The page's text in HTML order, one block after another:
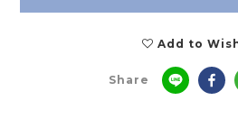
Add to
Share